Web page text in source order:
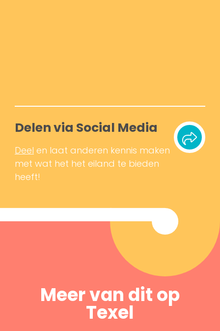
Delen via Social Media
Deel en laat anderen kennis maken
met wat het het eiland te bieden
heeft!
Meer van dit op
Texel